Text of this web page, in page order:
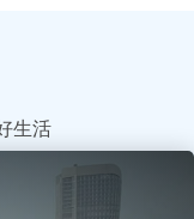
生活